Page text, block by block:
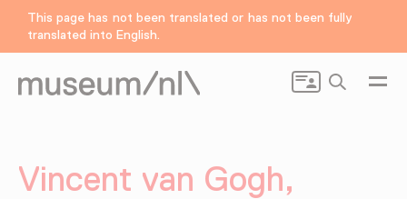
This page has not been translated or has not been fully
translated into English.
Search
Vincent van Gogh,